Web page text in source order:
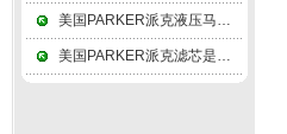
美国PARKER派克液压马达分解为轴向分力及和垂直分力Q
美国PARKER派克滤芯是由钛粉经成形、高温烧结而成